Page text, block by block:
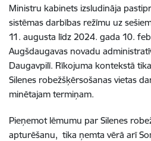
Ministru kabinets izsludināja
sistēmas darbības režīmu uz
11. augusta līdz 2024. gada 10.
Augšdaugavas novadu
Daugavpilī. Rīkojuma kontekstā
Silenes robežšķērsošanas vietas
minētajam termiņam.
Pieņemot lēmumu par Silenes
apturēšanu, tika ņemta vērā arī